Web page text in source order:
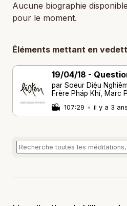
Aucune biographie
pour le moment.
Éléments mettant en
19/04/18 -
par Soeur Diệu
Frère Pháp Khí, Marc
107:29 • il y a 3 ans